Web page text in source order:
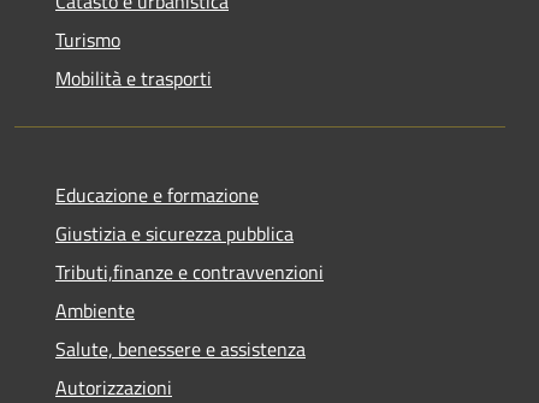
Turismo
Mobilità e trasporti
Educazione e formazione
Giustizia e sicurezza pubblica
Tributi,finanze e contravvenzioni
Ambiente
Salute, benessere e assistenza
Autorizzazioni